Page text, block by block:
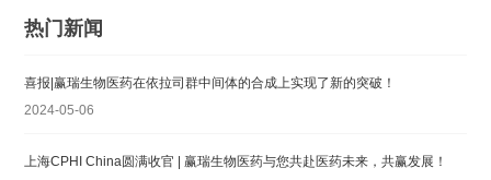
热门新闻
喜报|赢瑞生物医药在依拉司群中间体的合成上实现了新的突破！
2024-05-06
上海CPHI China圆满收官 | 赢瑞生物医药与您共赴医药未来‌，共赢发展！